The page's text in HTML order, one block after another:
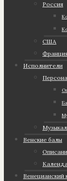
Россия
США
Исполнители
Венские балы
Венецианский